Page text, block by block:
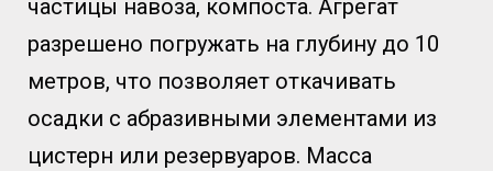
частицы навоза, компоста. Агрегат
разрешено погружать на глубину до 10
метров, что позволяет откачивать
осадки с абразивными элементами из
цистерн или резервуаров. Масса